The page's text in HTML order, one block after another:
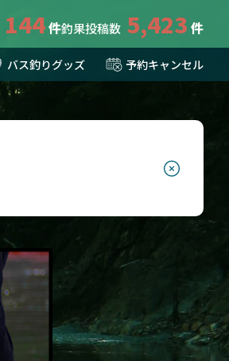
144 釣果投稿数 5,423
バス釣りグッズ 予約キャンセル